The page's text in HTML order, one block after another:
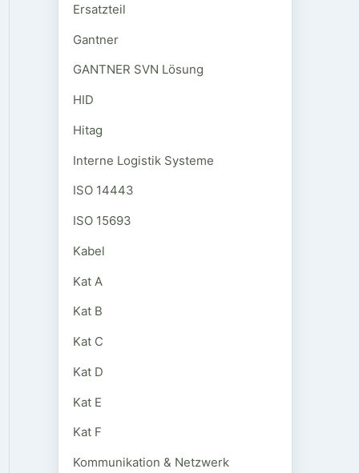
Ersatzteil
Gantner
GANTNER SVN Lösung
HID
Hitag
Interne Logistik Systeme
ISO 14443
ISO 15693
Kabel
Kat A
Kat B
Kat C
Kat D
Kat E
Kat F
Kommunikation & Netzwerk